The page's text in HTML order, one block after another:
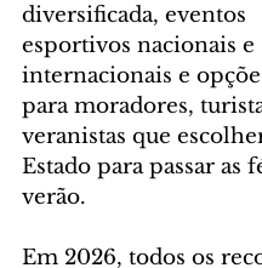
diversificada, eventos
esportivos nacionais e
internacionais e
para moradores,
veranistas que
Estado para passar as
verão.
Em 2026, todos os